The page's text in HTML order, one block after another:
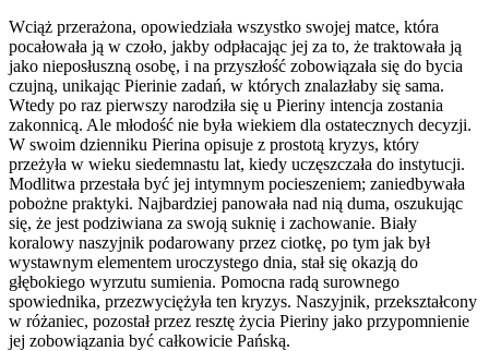
Wciąż przerażona, opowiedziała wszystko swojej matce, która
pocałowała ją w czoło, jakby odpłacając jej za to, że traktowała ją
jako nieposłuszną osobę, i na przyszłość zobowiązała się do bycia
czujną, unikając Pierinie zadań, w których znalazłaby się sama.
Wtedy po raz pierwszy narodziła się u Pieriny intencja zostania
zakonnicą. Ale młodość nie była wiekiem dla ostatecznych decyzji.
W swoim dzienniku Pierina opisuje z prostotą kryzys, który
przeżyła w wieku siedemnastu lat, kiedy uczęszczała do instytucji.
Modlitwa przestała być jej intymnym pocieszeniem; zaniedbywała
pobożne praktyki. Najbardziej panowała nad nią duma, oszukując
się, że jest podziwiana za swoją suknię i zachowanie. Biały
koralowy naszyjnik podarowany przez ciotkę, po tym jak był
wystawnym elementem uroczystego dnia, stał się okazją do
głębokiego wyrzutu sumienia. Pomocna radą surownego
spowiednika, przezwyciężyła ten kryzys. Naszyjnik, przekształcony
w różaniec, pozostał przez resztę życia Pieriny jako przypomnienie
jej zobowiązania być całkowicie Pańską.